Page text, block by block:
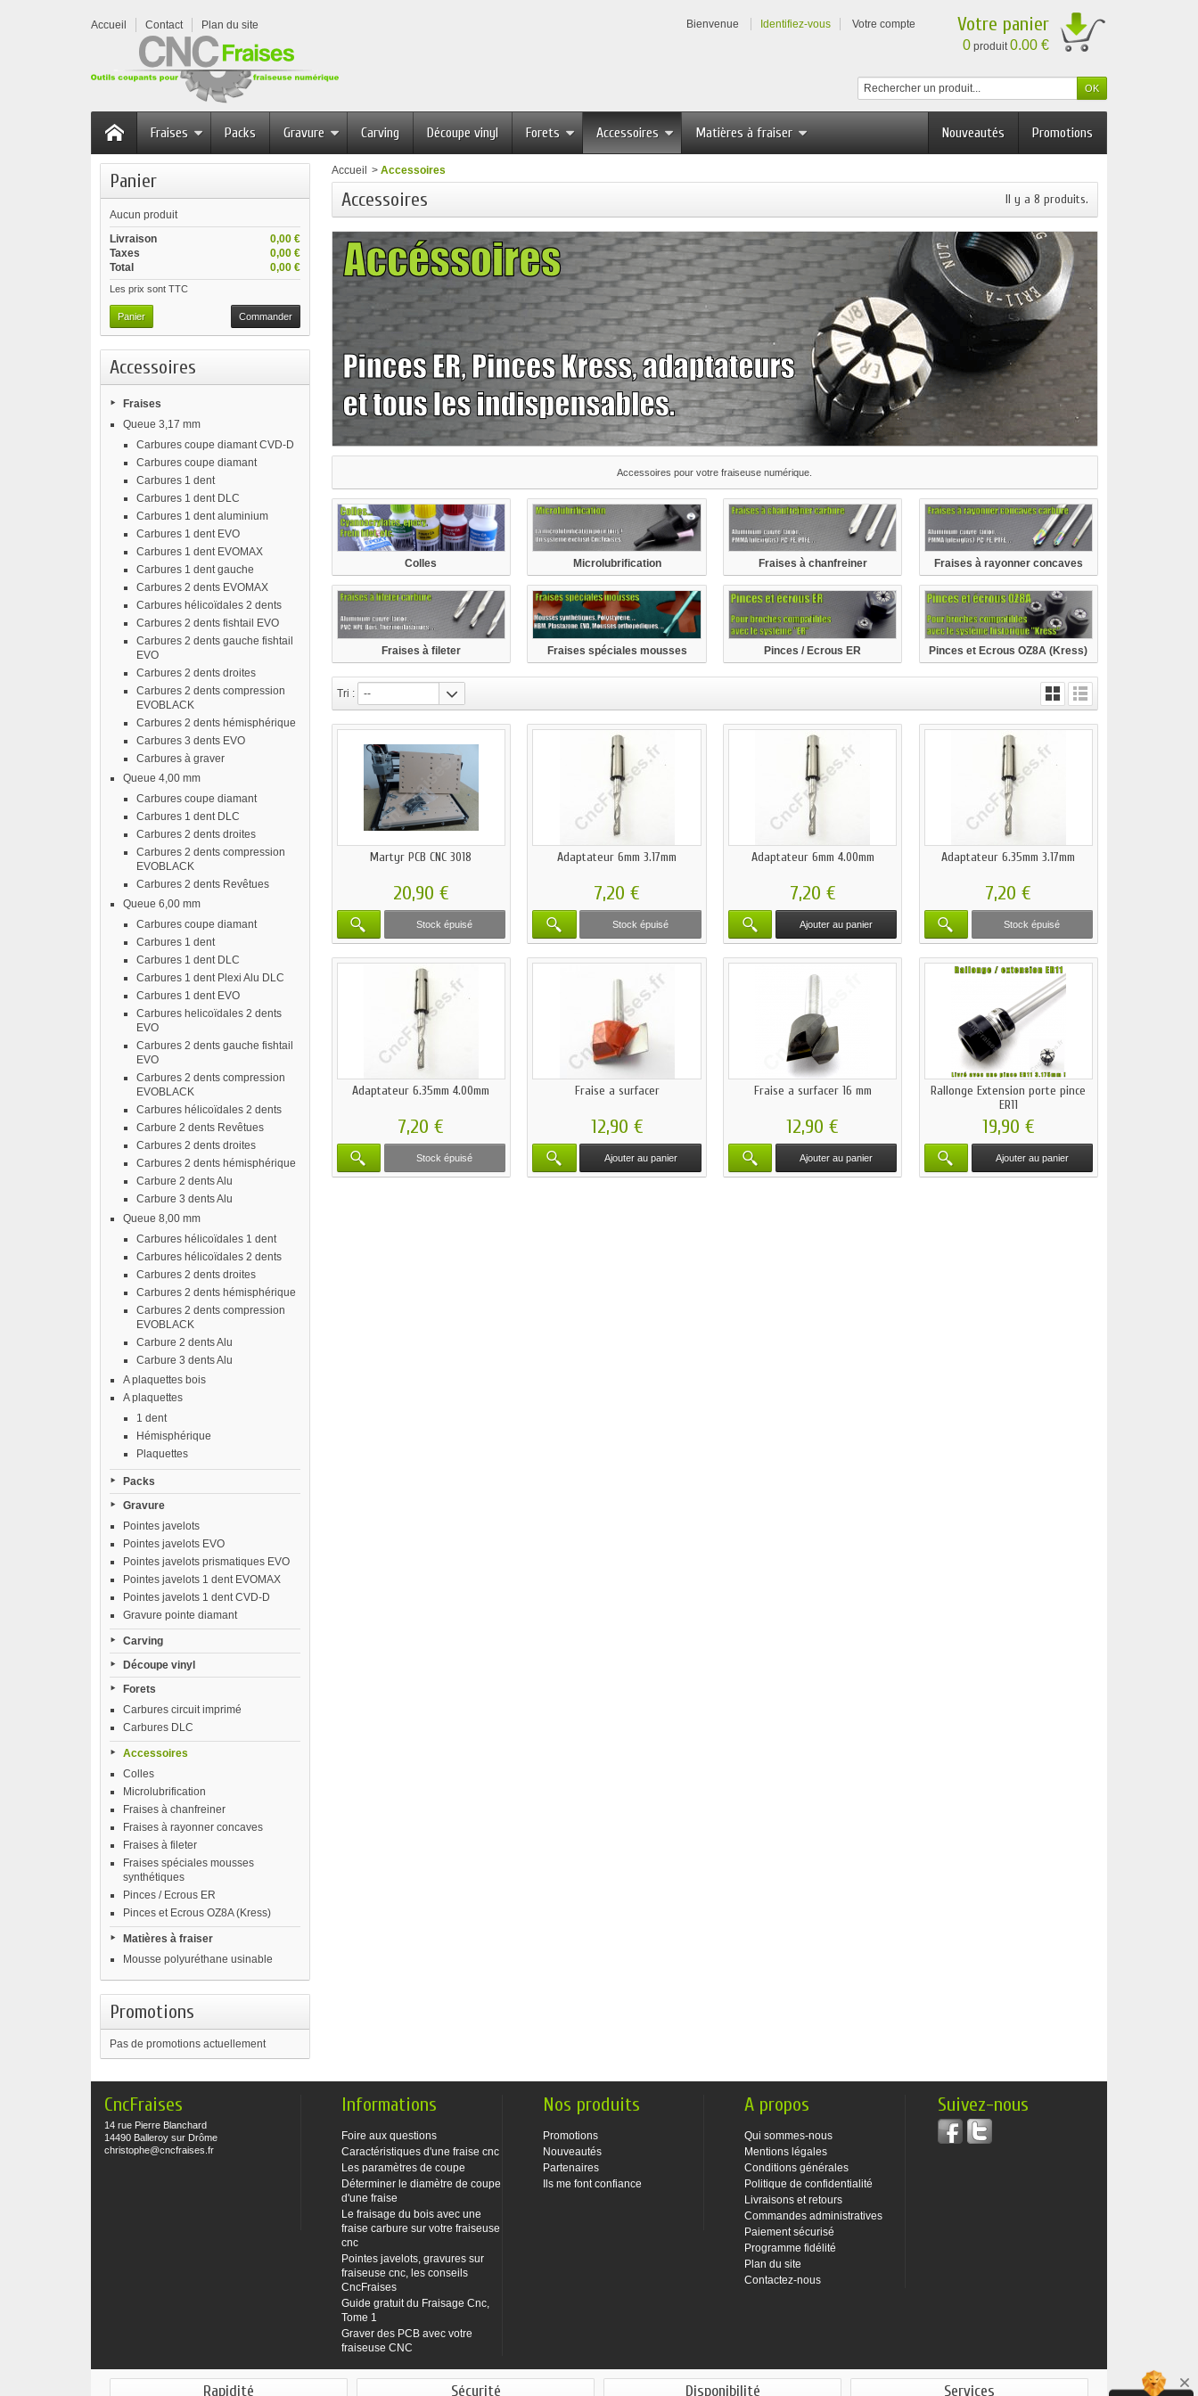
Accueil Contact Plan du site Bienvenue Identifiez-vous Votre compte Votre panier
0 produit0.00 €
Promotions
Nouveautés
Fraises Packs Gravure Carving Découpe vinyl Forets Accessoires Matières à fraiser
Panier
Aucun produit
0,00 €
Livraison
0,00 €
Taxes
0,00 €
Total
Les prix sont TTC
Panier Commander
Accessoires
Fraises
Queue 3,17 mm
Carbures coupe diamant CVD-D
Carbures coupe diamant
Carbures 1 dent
Carbures 1 dent DLC
Carbures 1 dent aluminium
Carbures 1 dent EVO
Carbures 1 dent EVOMAX
Carbures 1 dent gauche
Carbures 2 dents EVOMAX
Carbures hélicoïdales 2 dents
Carbures 2 dents fishtail EVO
Carbures 2 dents gauche fishtail
EVO
Carbures 2 dents droites
Carbures 2 dents compression
EVOBLACK
Carbures 2 dents hémisphérique
Carbures 3 dents EVO
Carbures à graver
Queue 4,00 mm
Carbures coupe diamant
Carbures 1 dent DLC
Carbures 2 dents droites
Carbures 2 dents compression
EVOBLACK
Carbures 2 dents Revêtues
Queue 6,00 mm
Carbures coupe diamant
Carbures 1 dent
Carbures 1 dent DLC
Carbures 1 dent Plexi Alu DLC
Carbures 1 dent EVO
Carbures helicoïdales 2 dents
EVO
Carbures 2 dents gauche fishtail
EVO
Carbures 2 dents compression
EVOBLACK
Carbures hélicoïdales 2 dents
Carbure 2 dents Revêtues
Carbures 2 dents droites
Carbures 2 dents hémisphérique
Carbure 2 dents Alu
Carbure 3 dents Alu
Queue 8,00 mm
Carbures hélicoïdales 1 dent
Carbures hélicoïdales 2 dents
Carbures 2 dents droites
Carbures 2 dents hémisphérique
Carbures 2 dents compression
EVOBLACK
Carbure 2 dents Alu
Carbure 3 dents Alu
A plaquettes bois
A plaquettes
1 dent
Hémisphérique
Plaquettes
Packs
Gravure
Pointes javelots
Pointes javelots EVO
Pointes javelots prismatiques EVO
Pointes javelots 1 dent EVOMAX
Pointes javelots 1 dent CVD-D
Gravure pointe diamant
Carving
Découpe vinyl
Forets
Carbures circuit imprimé
Carbures DLC
Accessoires
Colles
Microlubrification
Fraises à chanfreiner
Fraises à rayonner concaves
Fraises à fileter
Fraises spéciales mousses
synthétiques
Pinces / Ecrous ER
Pinces et Ecrous OZ8A (Kress)
Matières à fraiser
Mousse polyuréthane usinable
Promotions
Pas de promotions actuellement
Accueil > Accessoires
Accessoires Il y a 8 produits.
Accessoires pour votre fraiseuse numérique.
Colles Microlubrification Fraises à chanfreiner Fraises à rayonner concaves
Fraises à fileter
Fraises spéciales mousses
synthétiques
Pinces / Ecrous ER Pinces et Ecrous OZ8A (Kress)
Tri : --
Martyr PCB CNC 3018
20,90 €
Stock épuisé
Adaptateur 6mm 3.17mm
7,20 €
Stock épuisé
Adaptateur 6mm 4.00mm
7,20 €
Ajouter au panier
Adaptateur 6.35mm 3.17mm
7,20 €
Stock épuisé
Adaptateur 6.35mm 4.00mm
7,20 €
Stock épuisé
Fraise a surfacer
12,90 €
Ajouter au panier
Fraise a surfacer 16 mm
12,90 €
Ajouter au panier
Rallonge Extension porte pince
ER11
19,90 €
Ajouter au panier
CncFraises
14 rue Pierre Blanchard
14490 Balleroy sur Drôme
christophe@cncfraises.fr
Informations
Foire aux questions
Caractéristiques d'une fraise cnc
Les paramètres de coupe
Déterminer le diamètre de coupe
d'une fraise
Le fraisage du bois avec une
fraise carbure sur votre fraiseuse
cnc
Pointes javelots, gravures sur
fraiseuse cnc, les conseils
CncFraises
Guide gratuit du Fraisage Cnc,
Tome 1
Graver des PCB avec votre
fraiseuse CNC
Nos produits
Promotions
Nouveautés
Partenaires
Ils me font confiance
A propos
Qui sommes-nous
Mentions légales
Conditions générales
Politique de confidentialité
Livraisons et retours
Commandes administratives
Paiement sécurisé
Programme fidélité
Plan du site
Contactez-nous
Suivez-nous
Rapidité Sécurité Disponibilité Services